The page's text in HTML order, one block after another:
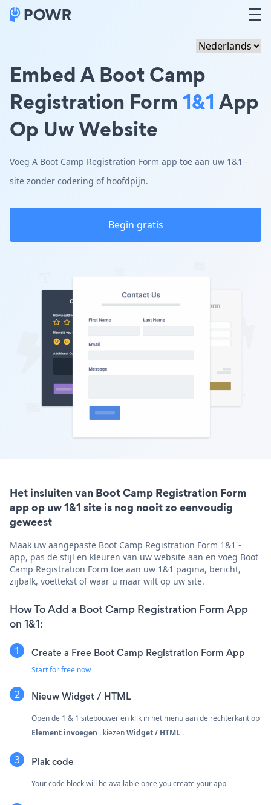
Embed A Boot Camp
Registration Form 1&1 App
Op Uw Website
Voeg A Boot Camp Registration Form app toe aan uw 1&1 -
site zonder codering of hoofdpijn.
Begin gratis
Het insluiten van Boot Camp Registration Form
app op uw 1&1 site is nog nooit zo eenvoudig
geweest
Maak uw aangepaste Boot Camp Registration Form 1&1 -
app, pas de stijl en kleuren van uw website aan en voeg Boot
Camp Registration Form toe aan uw 1&1 pagina, bericht,
zijbalk, voettekst of waar u maar wilt op uw site.
How To Add a Boot Camp Registration Form App
on 1&1:
Create a Free Boot Camp Registration Form App
Start for free now
NieuwWidget / HTML
Open de 1 & 1 sitebouwer en klik in het menu aan de rechterkant op
Element invoegen . kiezenWidget / HTML .
Plak code
Your code block will be available once you create your app